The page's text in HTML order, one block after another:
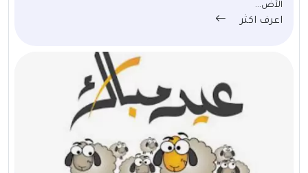
الأض...
اعرف اكثر